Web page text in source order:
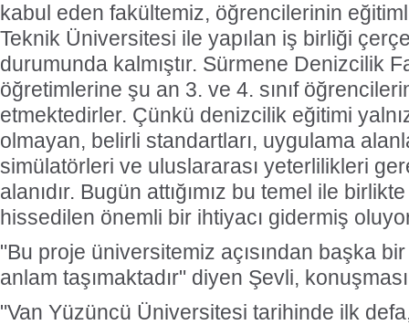
kabul eden fakültemiz, öğrencilerinin
Teknik Üniversitesi ile yapılan iş birliği
durumunda kalmıştır. Sürmene Denizcilik
öğretimlerine şu an 3. ve 4. sınıf
etmektedirler. Çünkü denizcilik eğitimi
olmayan, belirli standartları, uygulama
simülatörleri ve uluslararası yeterlilikleri
alanıdır. Bugün attığımız bu temel ile
hissedilen önemli bir ihtiyacı gidermiş
"Bu proje üniversitemiz açısından başka
anlam taşımaktadır" diyen Şevli,
"Van Yüzüncü Üniversitesi tarihinde ilk